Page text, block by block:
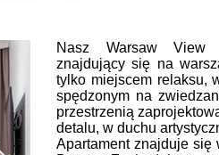
Nasz Warsaw View
znajdujący się na
tylko miejscem relaksu,
spędzonym na
przestrzenią
detalu, w duchu
Apartament znajduje się